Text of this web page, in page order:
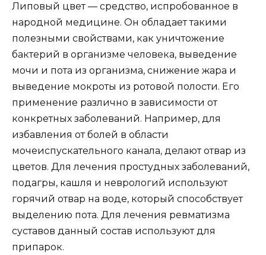
Липовый цвет — средство, испробованное в
народной медицине. Он обладает такими
полезными свойствами, как уничтожение
бактерий в организме человека, выведение
мочи и пота из организма, снижение жара и
выведение мокроты из ротовой полости. Его
применение различно в зависимости от
конкретных заболеваний. Например, для
избавления от болей в области
мочеиспускательного канала, делают отвар из
цветов. Для лечения простудных заболеваний,
подагры, кашля и неврологий используют
горячий отвар на воде, который способствует
выделению пота. Для лечения ревматизма
суставов данный состав используют для
припарок.